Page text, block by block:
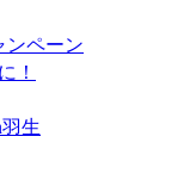
ペーン
！
生